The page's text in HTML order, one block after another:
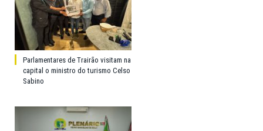
Parlamentares de Trairão visitam na
capital o ministro do turismo Celso
Sabino